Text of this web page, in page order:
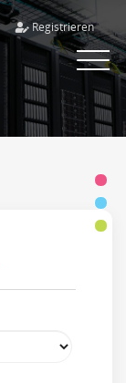
Registrieren
Toggle